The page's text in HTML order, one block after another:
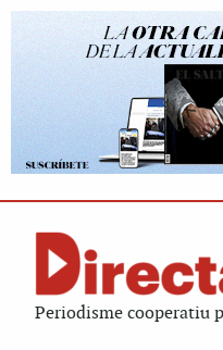
Periodisme cooperatiu